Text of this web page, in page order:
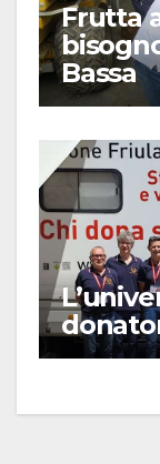
Frutta
Bassa